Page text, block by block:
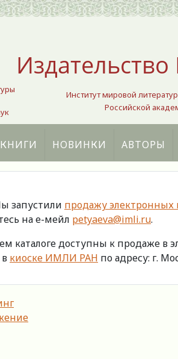
Институт мировой
Российской
КНИГИ НОВИНКИ АВТОРЫ
запустили продажу электронных
на е-мейл petyaeva@imli.ru.
каталоге доступны к продаже в
киоске ИМЛИ РАН по адресу: г.